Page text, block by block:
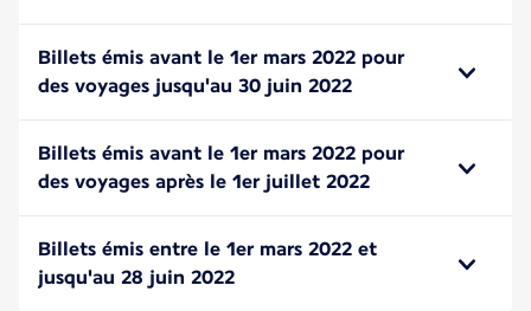
Billets émis avant le 1er mars 2022 pour
des voyages jusqu'au 30 juin 2022
Billets émis avant le 1er mars 2022 pour
des voyages après le 1er juillet 2022
Billets émis entre le 1er mars 2022 et
jusqu'au 28 juin 2022